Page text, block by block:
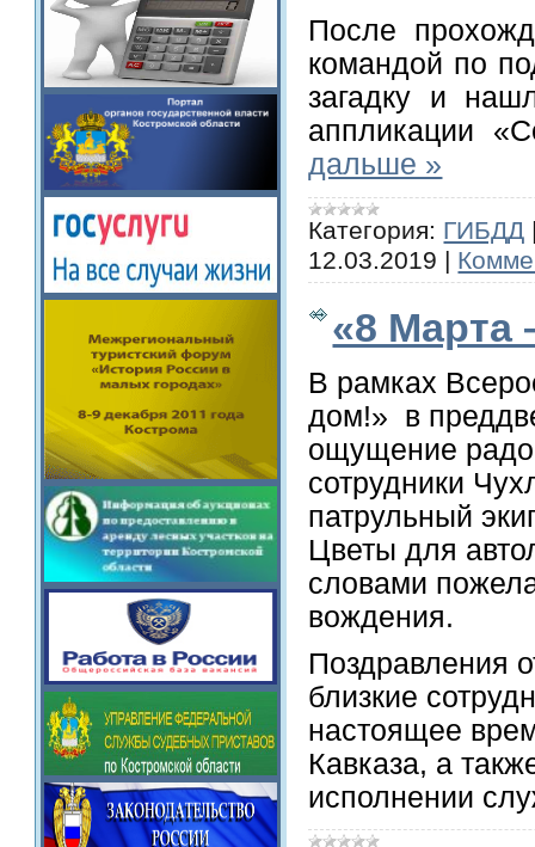
После
командой по
загадку и
аппликации
дальше »
Категория: ГИБДД
12.03.2019 |
«8 Марта
В рамках
дом!» в
ощущение
сотрудники
патрульный
Цветы для
словами
вождения.
Поздравления
близкие
настоящее
Кавказа, а
исполнении